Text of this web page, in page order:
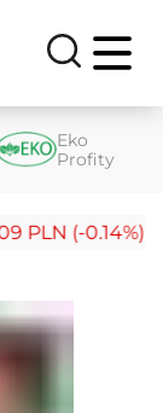
Eko
Profity
(-0.14%)